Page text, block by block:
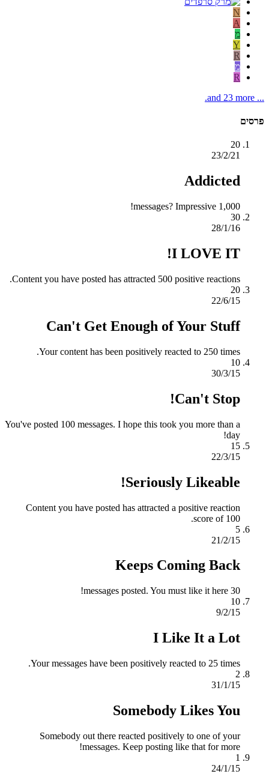
N
A
מ
Y
R
מ
R
... and 23 more.
פרסים
20
23/2/21
Addicted
1,000 messages? Impressive!
30
28/1/16
I LOVE IT!
Content you have posted has attracted 500 positive reactions.
20
22/6/15
Can't Get Enough of Your Stuff
Your content has been positively reacted to 250 times.
10
30/3/15
Can't Stop!
You've posted 100 messages. I hope this took you more than a
day!
15
22/3/15
Seriously Likeable!
Content you have posted has attracted a positive reaction
score of 100.
5
21/2/15
Keeps Coming Back
30 messages posted. You must like it here!
10
9/2/15
I Like It a Lot
Your messages have been positively reacted to 25 times.
2
31/1/15
Somebody Likes You
Somebody out there reacted positively to one of your
messages. Keep posting like that for more!
1
24/1/15